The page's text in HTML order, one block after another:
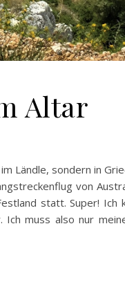
Altar
Ländle, sondern in
von
statt. Super! Ich
muss also nur